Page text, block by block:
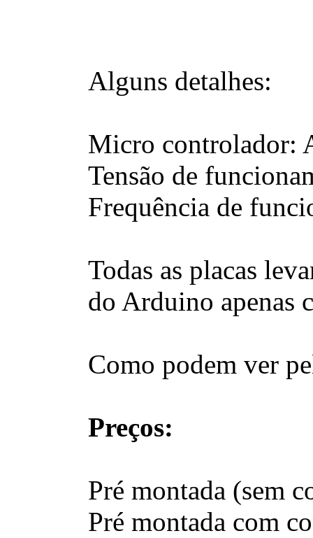
Alguns detalhes:
Micro controlador:
Tensão de
Frequência de
Todas as placas
do Arduino apenas
Como podem ver
Preços:
Pré montada (sem
Pré montada com